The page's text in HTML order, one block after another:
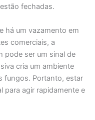
fechadas.
há um vazamento em
comerciais, a
pode ser um sinal de
cria um ambiente
fungos. Portanto, estar
para agir rapidamente e